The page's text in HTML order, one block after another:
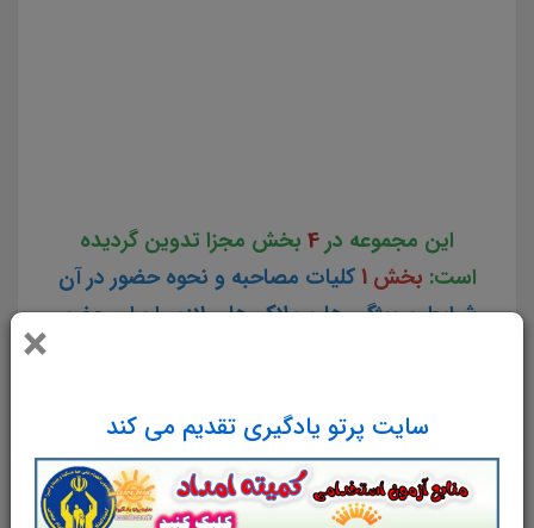
×
سایت پرتو یادگیری تقدیم می کند
این مجموعه در
بخش مجزا تدوین گردیده
است: بخش 1 کلیات مصاحبه و نحوه حضور در آن
شرایط و ویژگی ها و ملاک های لازم را برای حضور
گزینش عمومی که شامل اطلاعات و نکات
اساسی و مجموعه سوالات حیطه دینی، اعتقادی،
دانش روز، دانش سیاسی و اجتماعی و ... هست،